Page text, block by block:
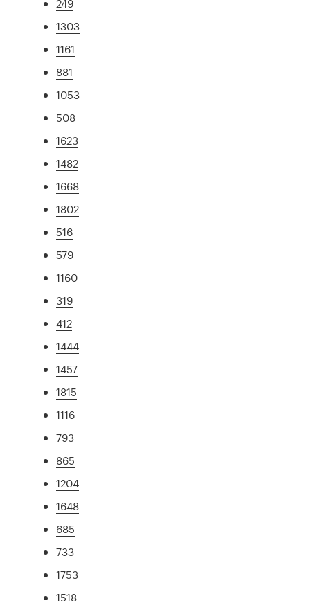
249
1303
1161
881
1053
508
1623
1482
1668
1802
516
579
1160
319
412
1444
1457
1815
1116
793
865
1204
1648
685
733
1753
1518